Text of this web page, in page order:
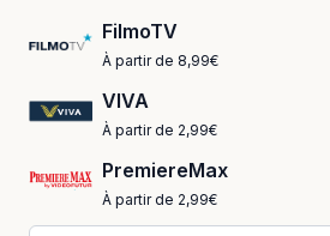
FilmoTV
À partir de 8,99€
VIVA
À partir de 2,99€
PremiereMax
À partir de 2,99€